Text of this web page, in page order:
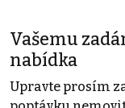
Vašemu
nabídka
Upravte prosím